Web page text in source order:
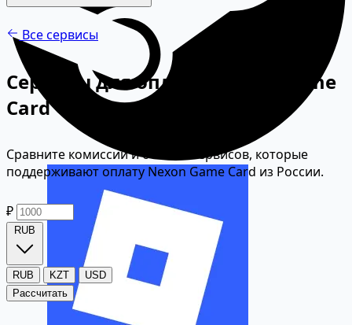
Все сервисы
Сервисы для оплаты Nexon Game
Card
Сравните комиссии и отзывы сервисов, которые
поддерживают оплату Nexon Game Card из России.
₽
RUB
RUB KZT
USD
Рассчитать